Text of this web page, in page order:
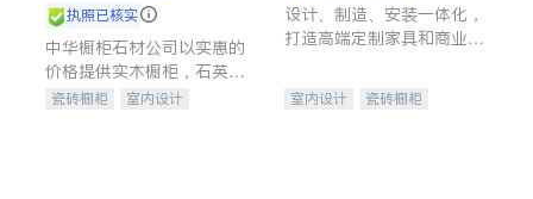
执照已核实
中华橱柜石材公司以实惠的
价格提供实木橱柜，石英石
台面，多种优质不锈钢水
瓷砖橱柜
室内设计
设计、制造、安装一体化，
打造高端定制家具和商业空
室内设计
瓷砖橱柜